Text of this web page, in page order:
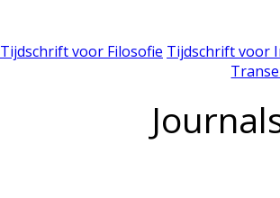
Tijdschrift voor Filosofie Tijdschrift voor